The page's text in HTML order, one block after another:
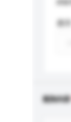
查詢內容